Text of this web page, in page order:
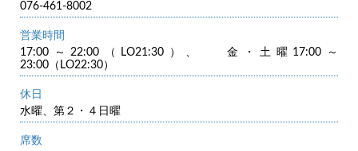
076-461-8002
営業時間
17:00～22:00（LO21:30）、 金・土曜17:00～
23:00（LO22:30）
休日
水曜、第２・４日曜
席数